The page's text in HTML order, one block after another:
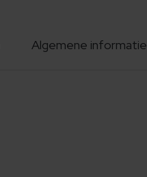
Algemene informatie